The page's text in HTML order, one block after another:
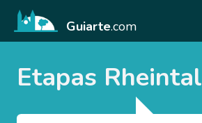
Guiarte.com
Etapas Rheintal